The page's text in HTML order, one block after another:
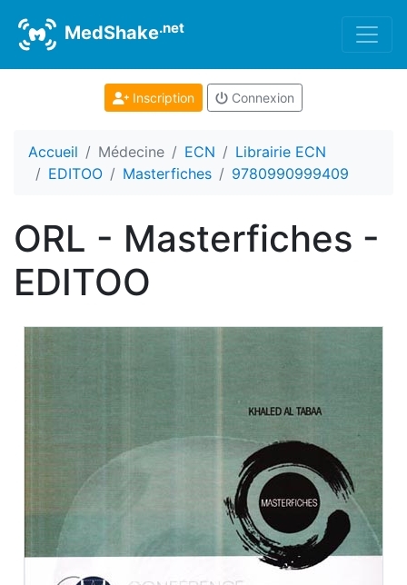
MedShake.net
Inscription Connexion
Accueil Médecine ECN
Librairie ECN
EDITOO
Masterfiches 9780990999409
ORL - Masterfiches -
EDITOO